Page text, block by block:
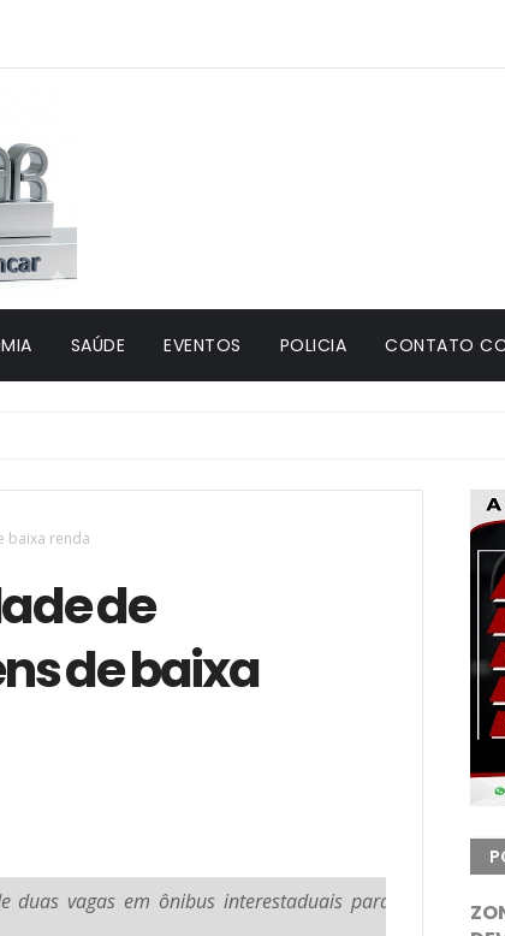
SAÚDE EVENTOS POLICIA CONTATO
baixa renda
de
de baixa
duas vagas em ônibus interestaduais para